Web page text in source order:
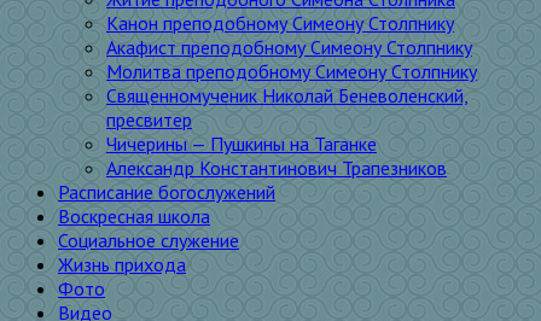
Канон преподобному Симеону Столпнику
Акафист преподобному Симеону Столпнику
Молитва преподобному Симеону Столпнику
Священномученик Николай Беневоленский,
пресвитер
Чичерины — Пушкины на Таганке
Александр Константинович Трапезников
Расписание богослужений
Воскресная школа
Социальное служение
Жизнь прихода
Фото
Видео